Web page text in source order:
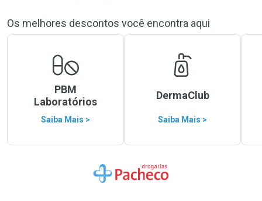
Os melhores descontos você encontra aqui
PBM
Laboratórios
Saiba Mais >
DermaClub
Saiba Mais >
Ir para a Home